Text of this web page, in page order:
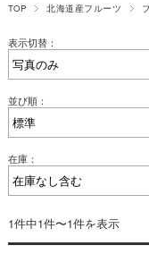
TOP 北海道産フルーツ
表示切替：
並び順：
在庫：
1件中1件〜1件を表示